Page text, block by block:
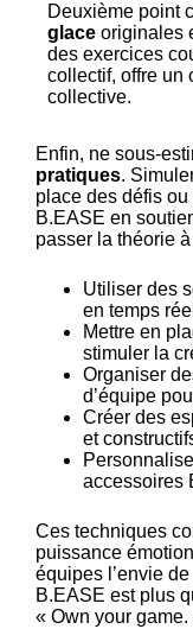
Deuxième point
glace originales
des exercices
collectif, offre un
collective.
Enfin, ne sous-
pratiques.
place des défis
B.EASE en
passer la théorie à
Utiliser des
en temps réel
Mettre en
stimuler la
Organiser
d’équipe
Créer des
et
accessoires
Ces techniques
puissance
équipes l’envie
B.EASE est plus
« Own your